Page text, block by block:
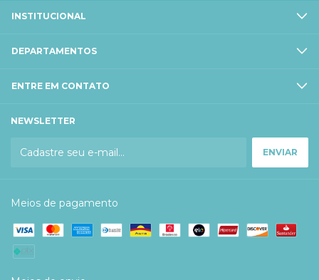
INSTITUCIONAL
DEPARTAMENTOS
ENTRE EM CONTATO
NEWSLETTER
Meios de pagamento